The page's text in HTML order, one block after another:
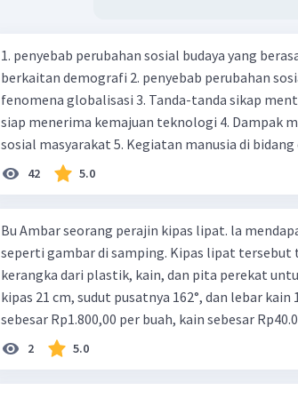
1. penyebab perubahan sosial budaya yang
berkaitan demografi 2. penyebab perubahan
fenomena globalisasi 3. Tanda-tanda sikap
siap menerima kemajuan teknologi 4. Dampak
sosial masyarakat 5. Kegiatan manusia di
perubahan ke arah modernisasi 6. Contoh
pengetahuan dan pendidikan terhadap pola
pahaman, salah satunya kesalahan tersebut
adalah mengikuti... 8. arti dari globalisasi 9.
Madura yang berperan dalam pengelolaan SDA
kebudayaan 10. Syarat menjaga tradisi kearifan
kartal, giral 12. Syarat melakukan kegiatan
merupakan syarat sebuah benda bisa dikatakan
42 5.0
Bu Ambar seorang perajin kipas lipat. la
seperti gambar di samping. Kipas lipat tersebut
kerangka dari plastik, kain, dan pita perekat
kipas 21 cm, sudut pusatnya 162°, dan lebar
sebesar Rp1.800,00 per buah, kain sebesar
Rp350,00/m. Kipas tersebut dijual dengan harga
total keuntungan yang diperoleh Bu Ambar.
2 5.0